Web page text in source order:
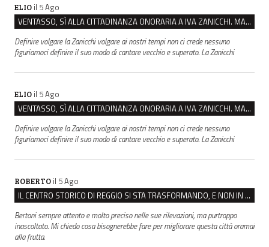
ELIO il 5 Ago
VENTASSO, SÌ ALLA CITTADINANZA ONORARIA A IVA ZANICCHI. MA BARGIACCHI: “È DI PESSIMO GUSTO”
Definire volgare la Zanicchi volgare ai nostri tempi non ci crede nessuno
figuriamoci definire il suo modo di cantare vecchio e superato. La Zanicchi
ELIO il 5 Ago
VENTASSO, SÌ ALLA CITTADINANZA ONORARIA A IVA ZANICCHI. MA BARGIACCHI: “È DI PESSIMO GUSTO”
Definire volgare la Zanicchi volgare ai nostri tempi non ci crede nessuno
figuriamoci definire il suo modo di cantare vecchio e superato. La Zanicchi
ROBERTO il 5 Ago
IL CENTRO STORICO DI REGGIO SI STA TRASFORMANDO, E NON IN MEGLIO
Bertoni sempre attento e molto preciso nelle sue rilevazioni, ma purtroppo
inascoltato. Mi chiedo cosa bisognerebbe fare per migliorare questa città oramai
alla frutta.